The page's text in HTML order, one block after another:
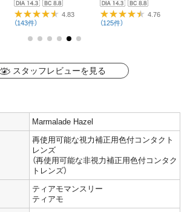
4.83
（143件）
4.76
（125件）
スタッフレビューを見る
Marmalade Hazel
再使用可能な視力補正用色付コンタクト
レンズ
（再使用可能な非視力補正用色付コンタク
トレンズ）
ティアモマンスリー
ティアモ